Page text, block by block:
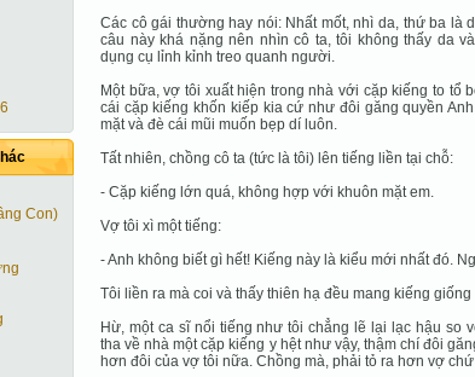
6
Con)
Các cô gái thường hay nói: Nhất mốt, nhì da, thứ ba là
câu này khá nặng nên nhìn cô ta, tôi không thấy da
dụng cụ lỉnh kỉnh treo quanh người.
Một bữa, vợ tôi xuất hiện trong nhà với cặp kiếng to tổ
cái cặp kiếng khốn kiếp kia cứ như đôi găng quyền
mặt và đè cái mũi muốn bẹp dí luôn.
Tất nhiên, chồng cô ta (tức là tôi) lên tiếng liền tại chỗ:
- Cặp kiếng lớn quá, không hợp với khuôn mặt em.
Vợ tôi xì một tiếng:
- Anh không biết gì hết! Kiếng này là kiểu mới nhất đó.
Tôi liền ra mà coi và thấy thiên hạ đều mang kiếng
Hừ, một ca sĩ nổi tiếng như tôi chẳng lẽ lại lạc hậu so
tha về nhà một cặp kiếng y hệt như vậy, thậm chí đôi
hơn đôi của vợ tôi nữa. Chồng mà, phải tỏ ra hơn vợ